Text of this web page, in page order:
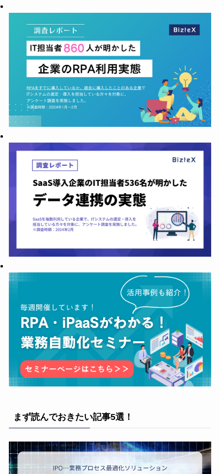
まず読んでおきたい記事5選！